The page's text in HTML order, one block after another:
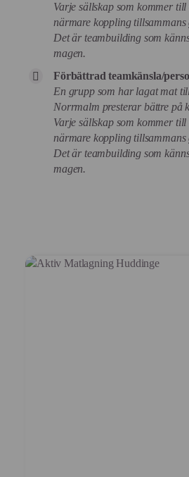
Varje sällskap som kommer
närmare koppling tillsammans
Det är teambuilding som
magen.
Förbättrad teamkänsla/
En grupp som har lagat mat
Norrmalm presterar bättre på
Varje sällskap som kommer
närmare koppling tillsammans
Det är teambuilding som
magen.